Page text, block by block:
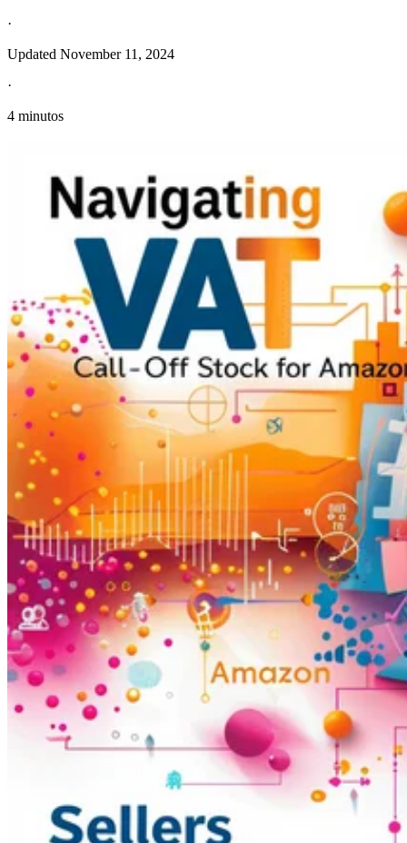
Información fiscal
Guías
Guías fiscales por país
América Asia-PacíficoÁfrica
VAT para principiantes
·
Updated November 11, 2024
·
4 minutos